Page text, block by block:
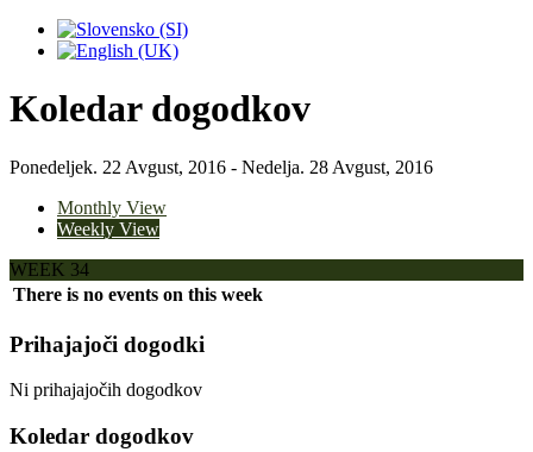
Koledar dogodkov
Ponedeljek. 22 Avgust, 2016 - Nedelja. 28 Avgust, 2016
Monthly View
Weekly View
WEEK 34
There is no events on this week
Prihajajoči dogodki
Ni prihajajočih dogodkov
Koledar dogodkov